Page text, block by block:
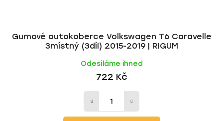
Gumové autokoberce Volkswagen T6 Caravelle
3místný (3díl) 2015-2019 | RIGUM
Odesíláme ihned
722 Kč